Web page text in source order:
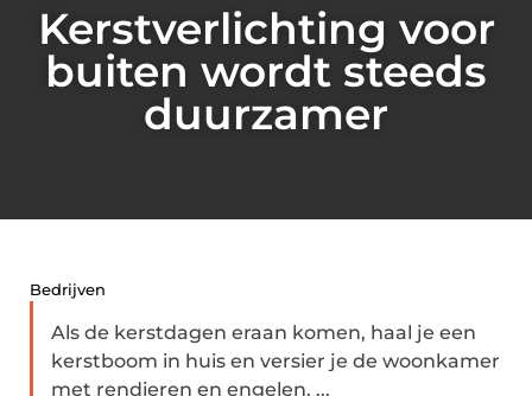
Kerstverlichting voor
buiten wordt steeds
duurzamer
Bedrijven
Als de kerstdagen eraan komen, haal je een
kerstboom in huis en versier je de woonkamer
met rendieren en engelen. ...